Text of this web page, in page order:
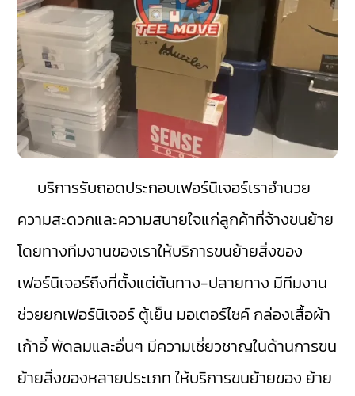
บริการรับถอดประกอบเฟอร์นิเจอร์เราอำนวย
ความสะดวกและความสบายใจแก่ลูกค้าที่จ้างขนย้าย
โดยทางทีมงานของเราให้บริการขนย้ายสิ่งของ
เฟอร์นิเจอร์ถึงที่ตั้งแต่ต้นทาง-ปลายทาง มีทีมงาน
ช่วยยกเฟอร์นิเจอร์ ตู้เย็น มอเตอร์ไซค์ กล่องเสื้อผ้า
เก้าอี้ พัดลมและอื่นๆ มีความเชี่ยวชาญในด้านการขน
ย้ายสิ่งของหลายประเภท ให้บริการขนย้ายของ ย้าย